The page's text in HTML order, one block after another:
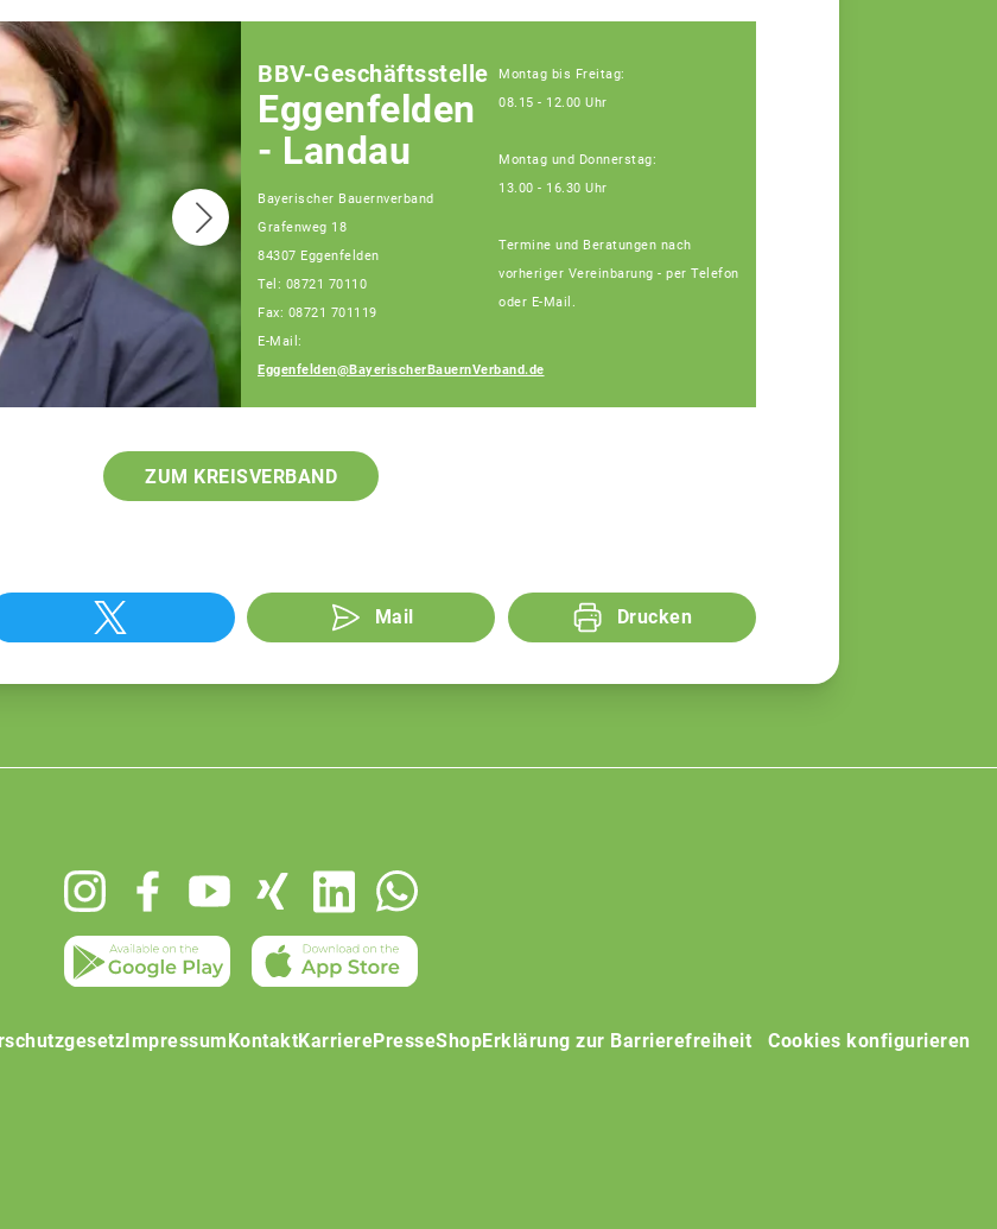
Fachberaterin
BBV-Geschäftsstelle
Eggenfelden
- Landau
Bayerischer Bauernverband
Grafenweg 18
84307 Eggenfelden
Tel: 08721 70110
Fax: 08721 701119
E-Mail:
Eggenfelden@BayerischerBauernVerband.de
Montag bis Freitag:
08.15 - 12.00 Uhr
Montag und Donnerstag:
13.00 - 16.30 Uhr
Termine und Beratungen nach
vorheriger Vereinbarung - per Telefon
oder E-Mail.
ZUM KREISVERBAND
Mail Drucken
ImpressumKontaktKarrierePresseShopErklärung zur Barrierefreiheit Cookies konfigurieren